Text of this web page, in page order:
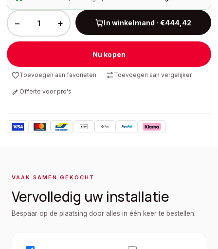
− + In winkelmand · €444,42
Nu kopen
Toevoegen aan favorieten Toevoegen aan vergelijker
Offerte voor pro's
VAAK SAMEN GEKOCHT
Vervolledig uw installatie
Bespaar op de plaatsing door alles in één keer te bestellen.